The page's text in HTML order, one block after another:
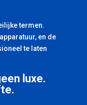
termen.
en de
te laten
luxe.